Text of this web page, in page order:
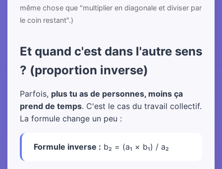
même chose que "multiplier en diagonale et diviser par
le coin restant".)
Et quand c'est dans l'autre sens
? (proportion inverse)
Parfois, plus tu as de personnes, moins ça
prend de temps. C'est le cas du travail collectif.
La formule change un peu :
Formule inverse : b₂ = (a₁ × b₁) / a₂